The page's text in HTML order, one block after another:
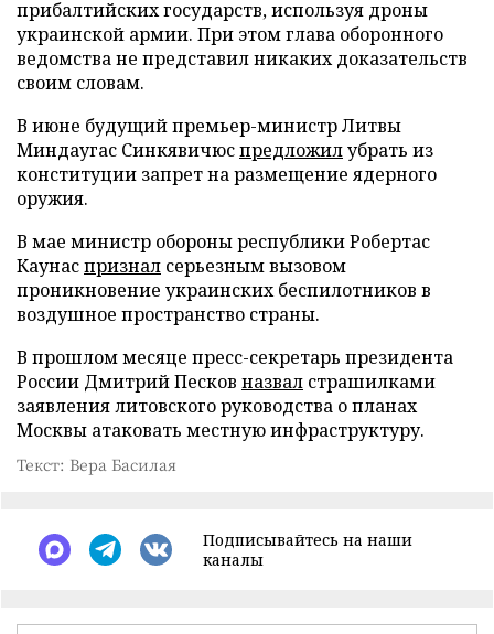
прибалтийских государств, используя дроны
украинской армии. При этом глава оборонного
ведомства не представил никаких доказательств
своим словам.
В июне будущий премьер-министр Литвы
Миндаугас Синкявичюспредложилубрать из
конституции запрет на размещение ядерного
оружия.
В мае министр обороны республики Робертас
Каунаспризнал серьезным вызовом
проникновение украинских беспилотников в
воздушное пространство страны.
В прошлом месяце пресс-секретарь президента
России Дмитрий Песков назвал страшилками
заявления литовского руководства о планах
Москвы атаковать местную инфраструктуру.
Текст: Вера Басилая
Подписывайтесь на наши
каналы